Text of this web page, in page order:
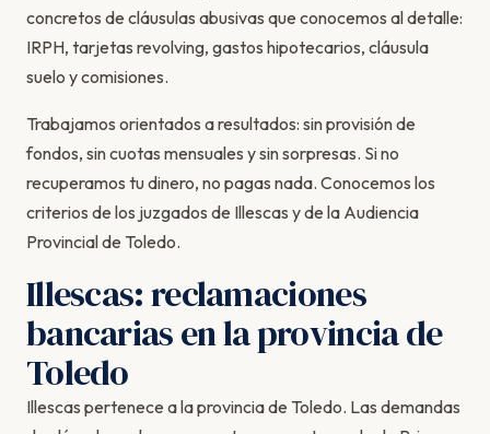
concretos de cláusulas abusivas que conocemos al detalle:
IRPH, tarjetas revolving, gastos hipotecarios, cláusula
suelo y comisiones.
Trabajamos orientados a resultados: sin provisión de
fondos, sin cuotas mensuales y sin sorpresas. Si no
recuperamos tu dinero, no pagas nada. Conocemos los
criterios de los juzgados de Illescas y de la Audiencia
Provincial de Toledo.
Illescas: reclamaciones
bancarias en la provincia de
Toledo
Illescas pertenece a la provincia de Toledo. Las demandas